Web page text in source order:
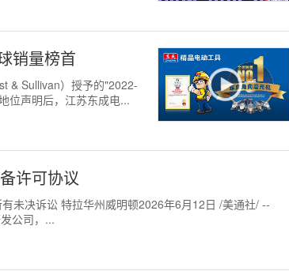
销量榜首
& Sullivan）授予的"2022-
位声明后，江苏东成电...
许可协议
未决诉讼 特拉华州威明顿2026年6月12日 /美通社/ --
公司，...